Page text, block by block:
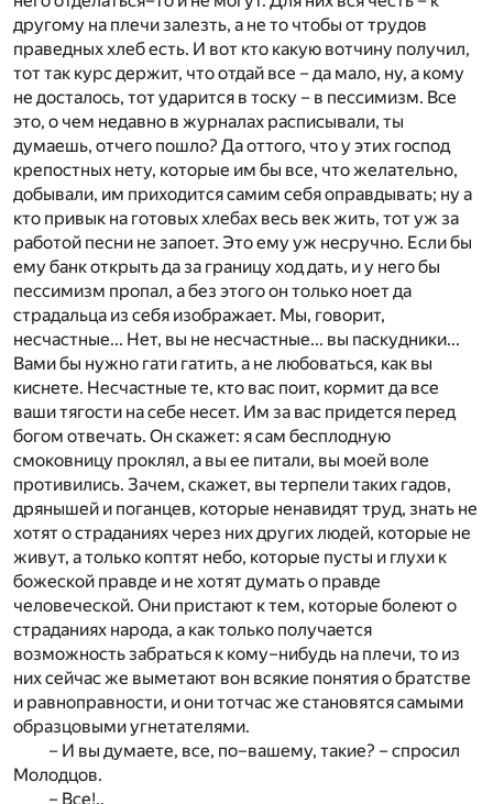
другому на плечи залезть, а не то чтобы от трудов
праведных хлеб есть. И вот кто какую вотчину получил,
тот так курс держит, что отдай все – да мало, ну, а кому
не досталось, тот ударится в тоску – в пессимизм. Все
это, о чем недавно в журналах расписывали, ты
думаешь, отчего пошло? Да оттого, что у этих господ
крепостных нету, которые им бы все, что желательно,
добывали, им приходится самим себя оправдывать; ну а
кто привык на готовых хлебах весь век жить, тот уж за
работой песни не запоет. Это ему уж несручно. Если бы
ему банк открыть да за границу ход дать, и у него бы
пессимизм пропал, а без этого он только ноет да
страдальца из себя изображает. Мы, говорит,
несчастные... Нет, вы не несчастные... вы паскудники...
Вами бы нужно гати гатить, а не любоваться, как вы
киснете. Несчастные те, кто вас поит, кормит да все
ваши тягости на себе несет. Им за вас придется перед
богом отвечать. Он скажет: я сам бесплодную
смоковницу проклял, а вы ее питали, вы моей воле
противились. Зачем, скажет, вы терпели таких гадов,
дрянышей и поганцев, которые ненавидят труд, знать не
хотят о страданиях через них других людей, которые не
живут, а только коптят небо, которые пусты и глухи к
божеской правде и не хотят думать о правде
человеческой. Они пристают к тем, которые болеют о
страданиях народа, а как только получается
возможность забраться к кому–нибудь на плечи, то из
них сейчас же выметают вон всякие понятия о братстве
и равноправности, и они тотчас же становятся самыми
образцовыми угнетателями.
– И вы думаете, все, по–вашему, такие? – спросил
Молодцов.
– Все!..